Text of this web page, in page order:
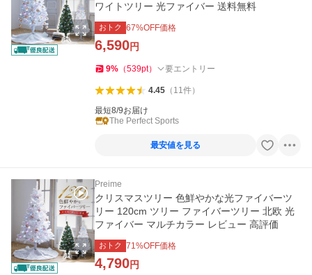
ワイトツリー 光ファイバー 送料無料
おトク 67%OFF価格
6,590円
9% （539pt） 要エントリー
4.45（ 11件）
最短8/9お届け
The Perfect Sports
最安値を見る
Preime
クリスマスツリー 色鮮やかな光ファイバーツ
リー 120cm ツリー ファイバーツリー 北欧 光
ファイバー マルチカラー レビュー 高評価
おトク 71%OFF価格
4,790円